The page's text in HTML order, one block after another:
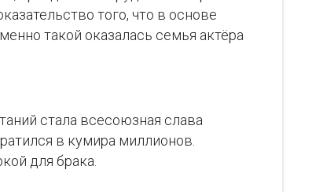
того, что в основе
такой оказалась семья актёра
стала всесоюзная слава
в кумира миллионов.
для брака.